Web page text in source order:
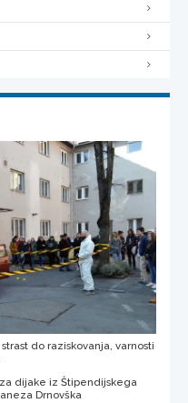
do raziskovanja, varnosti
dijake iz Štipendijskega
Drnovška